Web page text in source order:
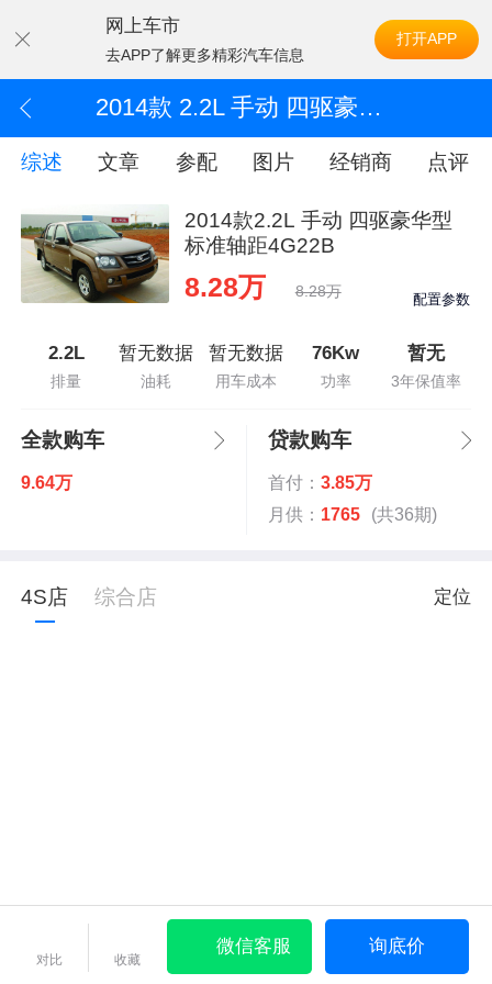
网上车市
去APP了解更多精彩汽车信息
打开APP
2014款 2.2L 手动 四驱豪华型标准轴距4G22B
综述 文章 参配 图片 经销商 点评
2014款2.2L 手动 四驱豪华型
标准轴距4G22B
8.28万 8.28万 配置参数
2.2L
排量
暂无数据
油耗
暂无数据
用车成本
76Kw
功率
暂无
3年保值率
全款购车
9.64万
贷款购车
首付： 3.85万
月供： 1765 (共36期)
4S店 综合店 定位
对比 收藏
微信客服 询底价